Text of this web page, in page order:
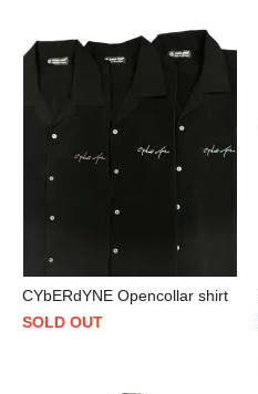
CYbERdYNE Opencollar shirt
SOLD OUT